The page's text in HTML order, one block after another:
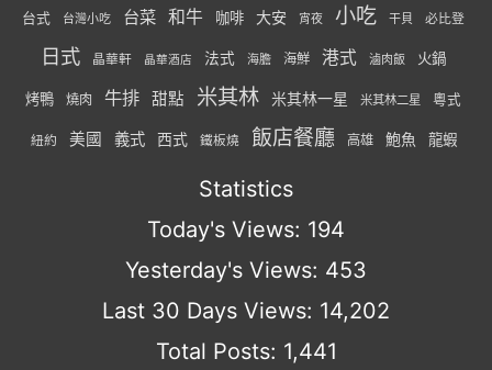
台式 台灣小吃 台菜 和牛 咖啡 大安 宵夜 小吃 干貝 必比登
日式 晶華軒 晶華酒店 法式 海膽 海鮮 港式 滷肉飯 火鍋
烤鴨 燒肉 牛排 甜點 米其林 米其林一星 米其林二星 粵式
紐約 美國 義式 西式 鐵板燒 飯店餐廳 高雄 鮑魚 龍蝦
Statistics
Today's Views: 194
Yesterday's Views: 453
Last 30 Days Views: 14,202
Total Posts: 1,441